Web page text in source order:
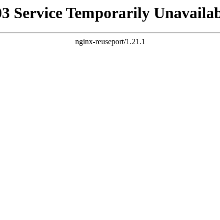
Service Temporarily
nginx-reuseport/1.21.1